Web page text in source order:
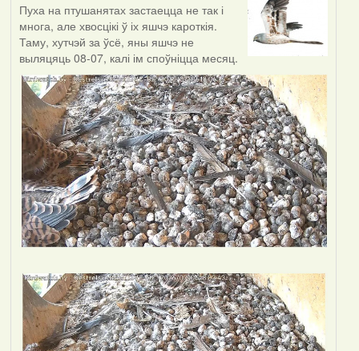
Пуха на птушанятах застаецца не так і
многа, але хвосцікі ў іх яшчэ кароткія.
Таму, хутчэй за ўсё, яны яшчэ не
выляцяць 08-07, калі ім споўніцца месяц.